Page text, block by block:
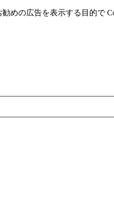
めの広告を表⽰する⽬的で